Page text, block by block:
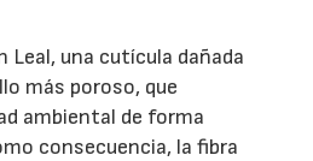
Leal, una cutícula dañada
más poroso, que
ambiental de forma
consecuencia, la fibra